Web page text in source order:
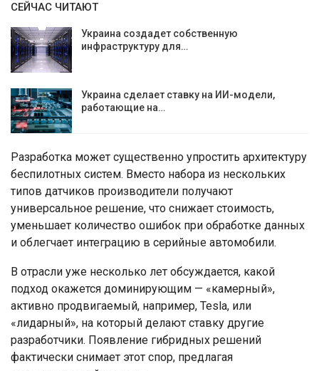
СЕЙЧАС ЧИТАЮТ
Украина создадет собственную
инфраструктуру для…
Украина сделает ставку на ИИ-модели,
работающие на…
Разработка может существенно упростить архитектуру
беспилотных систем. Вместо набора из нескольких
типов датчиков производители получают
универсальное решение, что снижает стоимость,
уменьшает количество ошибок при обработке данных
и облегчает интеграцию в серийные автомобили.
В отрасли уже несколько лет обсуждается, какой
подход окажется доминирующим — «камерный»,
активно продвигаемый, например, Tesla, или
«лидарный», на который делают ставку другие
разработчики. Появление гибридных решений
фактически снимает этот спор, предлагая